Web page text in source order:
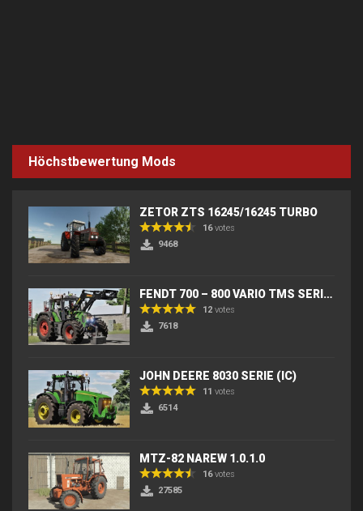
Höchstbewertung Mods
ZETOR ZTS 16245/16245 TURBO
16votes
9468
FENDT 700 – 800 VARIO TMS SERIES (IC) V2
12 votes
7618
JOHN DEERE 8030 SERIE (IC)
11 votes
6514
MTZ-82 NAREW 1.0.1.0
16votes
27585